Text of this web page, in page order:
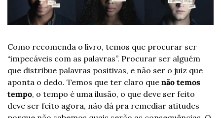
Como recomenda o livro, temos que procurar ser
“impecáveis com as palavras”. Procurar ser alguém
que distribue palavras positivas, e não ser o juiz que
aponta o dedo. Temos que ter claro que não temos
tempo, o tempo é uma ilusão, o que deve ser feito
deve ser feito agora, não dá pra remediar atitudes